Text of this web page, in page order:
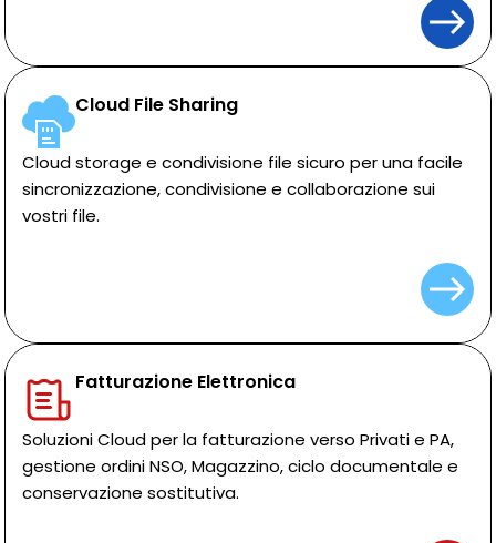
Cloud File Sharing
Cloud storage e condivisione file sicuro per una facile
sincronizzazione, condivisione e collaborazione sui
vostri file.
Fatturazione Elettronica
Soluzioni Cloud per la fatturazione verso Privati e PA,
gestione ordini NSO, Magazzino, ciclo documentale e
conservazione sostitutiva.